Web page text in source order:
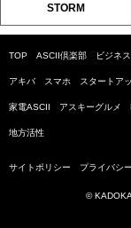
STORM
TOP ASCII倶楽部 ビジネス
アキバ スマホ スタートア
家電ASCII アスキーグルメ
地方活性
サイトポリシー プライバシ
©